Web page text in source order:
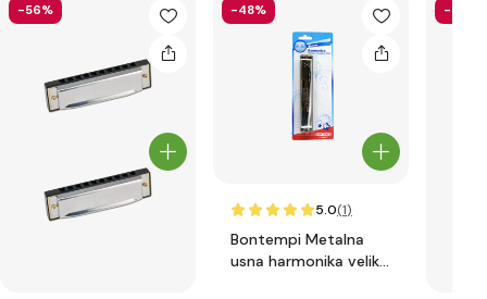
-56% -48%
5.0(1)
Bontempi Metalna
usna harmonika velika
-43%